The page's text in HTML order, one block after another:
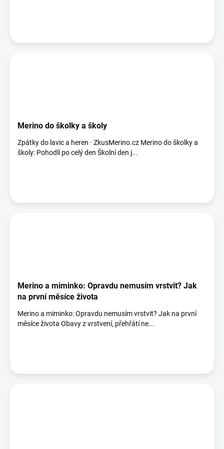
Merino do školky a školy
Zpátky do lavic a heren · ZkusMerino.cz Merino do školky a
školy: Pohodlí po celý den Školní den j...
Merino a miminko: Opravdu nemusím vrstvit? Jak
na první měsíce života
Merino a miminko: Opravdu nemusím vrstvit? Jak na první
měsíce života Obavy z vrstvení, přehřátí ne...